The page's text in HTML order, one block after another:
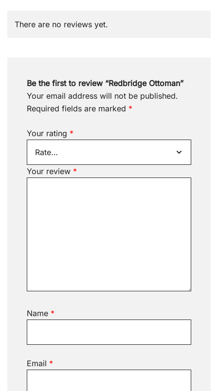
There are no reviews yet.
Be the first to review “Redbridge Ottoman”
Your email address will not be published.
Required fields are marked *
Your rating *
Your review *
Name *
Email *